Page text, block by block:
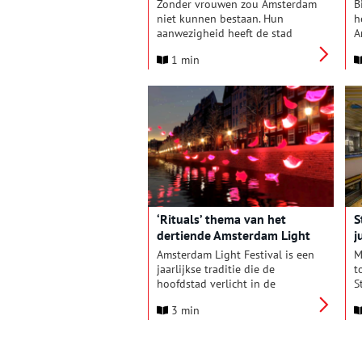
Zonder vrouwen zou Amsterdam
niet kunnen bestaan. Hun
aanwezigheid heeft de stad
Maar in de geschiedenisboeken
perspectief. Daarom opent het
Amsterdam Museum vanaf
zaterdag 14 december 2024 de
tentoonstelling Vrouwen van
Amsterdam – een ode.
1 min
‘Rituals’ thema van het
dertiende Amsterdam Light
Festival
Amsterdam Light Festival is een
jaarlijkse traditie die de
hoofdstad verlicht in de
jaar. Van 28 november 2024 t/m
3 min